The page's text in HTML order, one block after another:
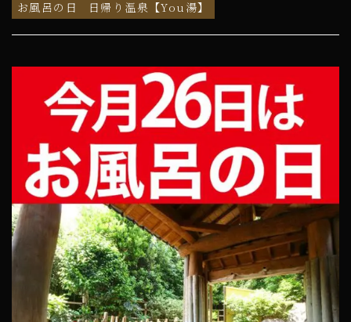
お風呂の日 日帰り温泉【You湯】